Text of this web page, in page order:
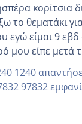
κορίτσια
το θεματάκι
πήγα
μου είπε μετά
ραντεβού για την
άλλη κοπέλα να
1240
97832